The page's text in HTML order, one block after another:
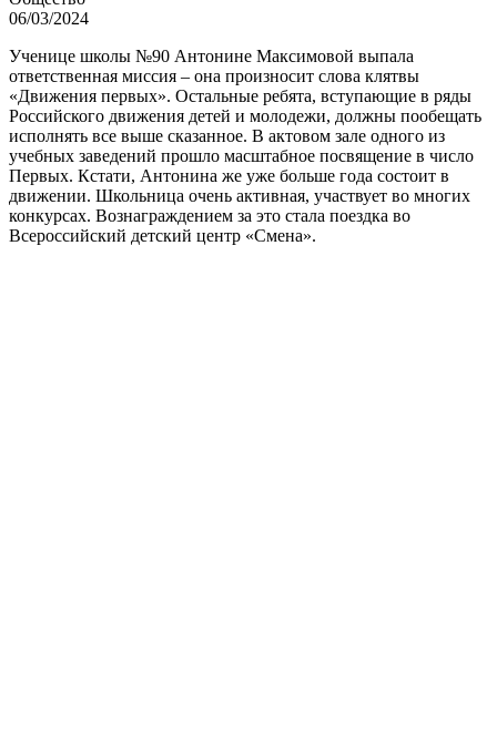
06/03/2024
Ученице школы №90 Антонине Максимовой выпала
ответственная миссия – она произносит слова клятвы
«Движения первых». Остальные ребята, вступающие в ряды
Российского движения детей и молодежи, должны пообещать
исполнять все выше сказанное. В актовом зале одного из
учебных заведений прошло масштабное посвящение в число
Первых. Кстати, Антонина же уже больше года состоит в
движении. Школьница очень активная, участвует во многих
конкурсах. Вознаграждением за это стала поездка во
Всероссийский детский центр «Смена».